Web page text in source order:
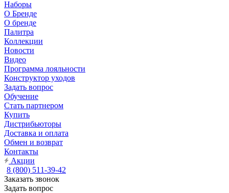
Наборы
О Бренде
О бренде
Палитра
Коллекции
Новости
Видео
Программа лояльности
Конструктор уходов
Задать вопрос
Обучение
Стать партнером
Купить
Дистрибьюторы
Доставка и оплата
Обмен и возврат
Контакты
Акции
8 (800) 511-39-42
Заказать звонок
Задать вопрос